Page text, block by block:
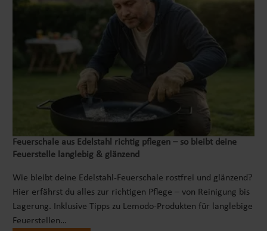
Feuerschale aus Edelstahl richtig pflegen – so bleibt deine
Feuerstelle langlebig & glänzend
Wie bleibt deine Edelstahl-Feuerschale rostfrei und glänzend?
Hier erfährst du alles zur richtigen Pflege – von Reinigung bis
Lagerung. Inklusive Tipps zu Lemodo-Produkten für langlebige
Feuerstellen…